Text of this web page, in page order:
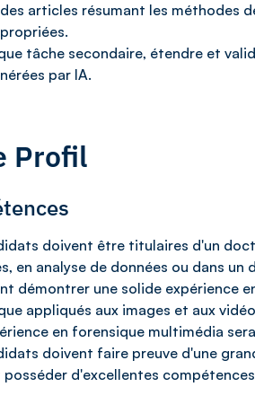
articles résumant les méthodes
tâche secondaire, étendre et
par IA.
Profil
doivent être titulaires d'un
en analyse de données ou dans un
démontrer une solide expérience
appliqués aux images et aux
en forensique multimédia
doivent faire preuve d'une
posséder d'excellentes